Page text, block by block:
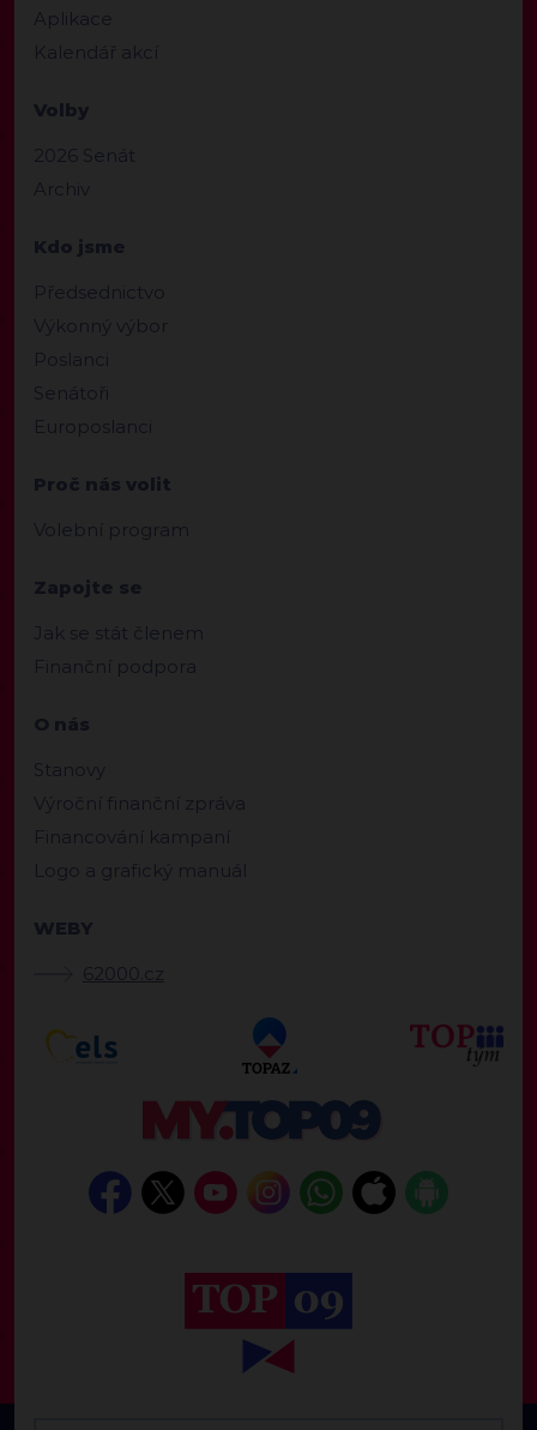
Aplikace
Kalendář akcí
Volby
2026 Senát
Archiv
Kdo jsme
Předsednictvo
Výkonný výbor
Poslanci
Senátoři
Europoslanci
Proč nás volit
Volební program
Zapojte se
Jak se stát členem
Finanční podpora
O nás
Stanovy
Výroční finanční zpráva
Financování kampaní
Logo a grafický manuál
WEBY
62000.cz